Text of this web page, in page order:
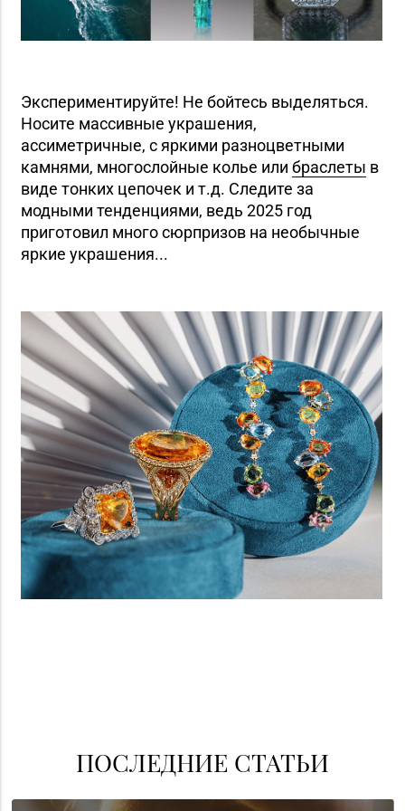
Экспериментируйте! Не бойтесь выделяться.
Носите массивные украшения,
ассиметричные, с яркими разноцветными
камнями, многослойные колье или браслеты в
виде тонких цепочек и т.д. Следите за
модными тенденциями, ведь 2025 год
приготовил много сюрпризов на необычные
яркие украшения...
ПОСЛЕДНИЕ СТАТЬИ